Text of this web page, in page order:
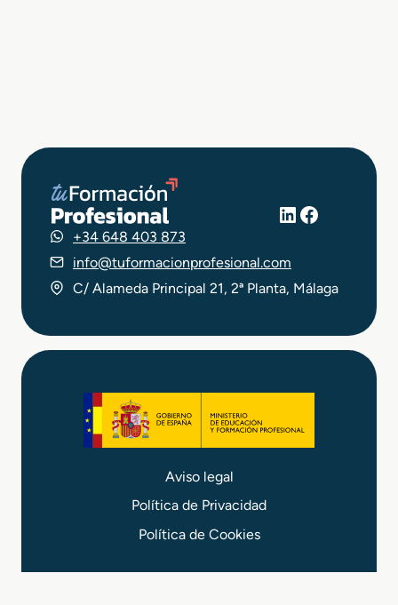
LinkedIn
Facebook
+34 648 403 873
info@tuformacionprofesional.com
C/ Alameda Principal 21, 2ª Planta, Málaga
Aviso legal
Política de Privacidad
Política de Cookies